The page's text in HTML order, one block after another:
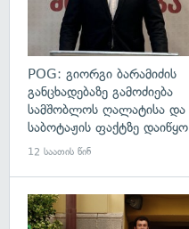
POG: გიორგი ბარამიძის
განცხადებაზე გამოძიება
სამშობლოს ღალატისა და
საბოტაჟის ფაქტზე დაიწყო
12 საათის წინ